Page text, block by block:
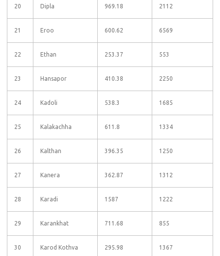
20 Dipla 969.18 2112
21 Eroo 600.62 6569
22 Ethan 253.37 553
23 Hansapor 410.38 2250
24 Kadoli 538.3 1685
25 Kalakachha 611.8 1334
26 Kalthan 396.35 1250
27 Kanera 362.87 1312
28 Karadi 1587 1222
29 Karankhat 711.68 855
30 Karod Kothva 295.98 1367